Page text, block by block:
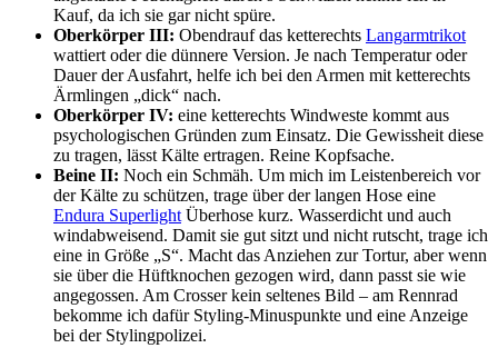
Kauf, da ich sie gar nicht spüre.
Oberkörper III: Obendrauf das ketterechts Langarmtrikot
wattiert oder die dünnere Version. Je nach Temperatur oder
Dauer der Ausfahrt, helfe ich bei den Armen mit ketterechts
Ärmlingen „dick“ nach.
Oberkörper IV: eine ketterechts Windweste kommt aus
psychologischen Gründen zum Einsatz. Die Gewissheit diese
zu tragen, lässt Kälte ertragen. Reine Kopfsache.
Beine II: Noch ein Schmäh. Um mich im Leistenbereich vor
der Kälte zu schützen, trage über der langen Hose eine
Endura Superlight Überhose kurz. Wasserdicht und auch
windabweisend. Damit sie gut sitzt und nicht rutscht, trage ich
eine in Größe „S“. Macht das Anziehen zur Tortur, aber wenn
sie über die Hüftknochen gezogen wird, dann passt sie wie
angegossen. Am Crosser kein seltenes Bild – am Rennrad
bekomme ich dafür Styling-Minuspunkte und eine Anzeige
bei der Stylingpolizei.